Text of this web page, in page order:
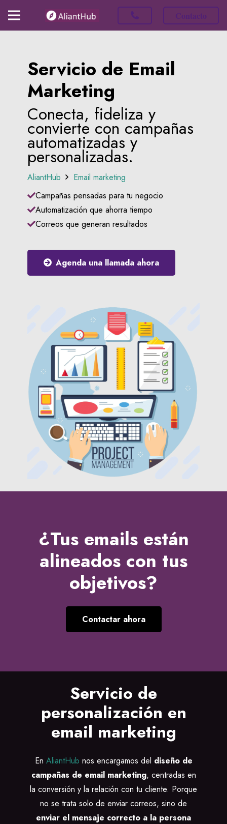
Servicio de Email
Marketing
Conecta, fideliza y
convierte con campañas
automatizadas y
personalizadas.
AliantHub
Email marketing
Campañas pensadas para tu negocio
Automatización que ahorra tiempo
Correos que generan resultados
Agenda una llamada ahora
¿Tus emails están
alineados con tus
objetivos?
Contactar ahora
Servicio de
personalización en
email marketing
En AliantHub nos encargamos del diseño de
campañas de email marketing, centradas en
la conversión y la relación con tu cliente. Porque
no se trata solo de enviar correos, sino de
enviar el mensaje correcto a la persona